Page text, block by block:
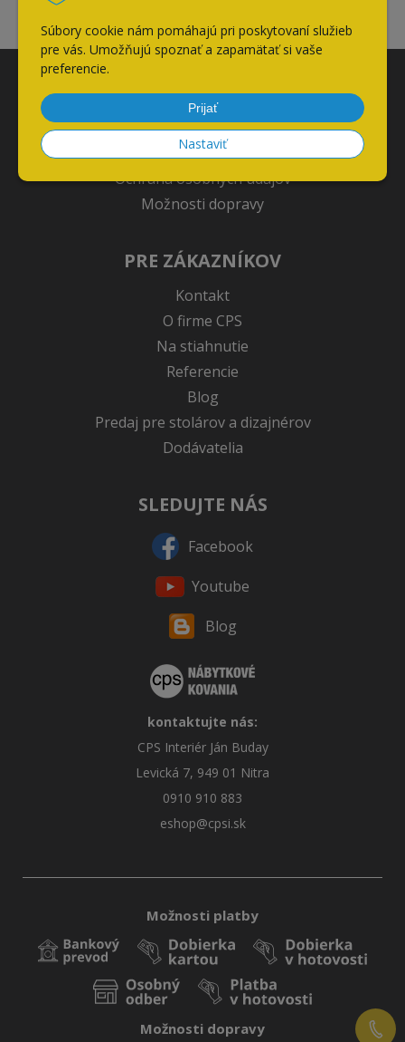
Súbory cookie nám pomáhajú pri poskytovaní služieb
pre vás. Umožňujú spoznať a zapamätať si vaše
preferencie.
Prijať
Nastaviť
obchodoch kúpiť.
VŠETKO O NÁKUPE
Obchodné podmienky
Reklamačné podmienky
Ochrana osobných údajov
Možnosti dopravy
PRE ZÁKAZNÍKOV
Kontakt
O firme CPS
Na stiahnutie
Referencie
Blog
Predaj pre stolárov a dizajnérov
Dodávatelia
SLEDUJTE NÁS
Facebook
Youtube
Blog
kontaktujte nás:
CPS Interiér Ján Buday
Levická 7, 949 01 Nitra
0910 910 883
eshop@cpsi.sk
Možnosti platby
Možnosti dopravy